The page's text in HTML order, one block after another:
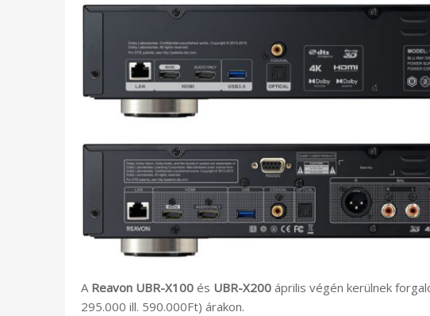
AReavon UBR-X100 és UBR-X200 április végén kerülnek
295.000 ill. 590.000Ft) árakon.